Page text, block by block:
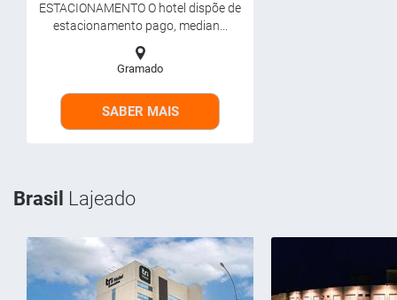
ESTACIONAMENTO O hotel dispõe de
estacionamento pago, median...
Gramado
SABER MAIS
Brasil Lajeado